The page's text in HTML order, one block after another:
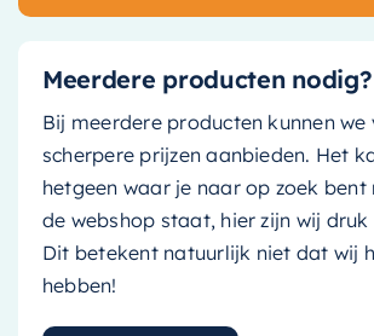
Meerdere producten nodig?
Bij meerdere producten kunnen we
scherpere prijzen aanbieden. Het
hetgeen waar je naar op zoek
de webshop staat, hier zijn wij druk
Dit betekent natuurlijk niet dat wij
hebben!